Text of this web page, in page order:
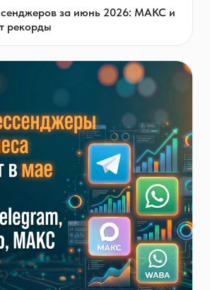
за июнь 2026: МАКС и
рекорды